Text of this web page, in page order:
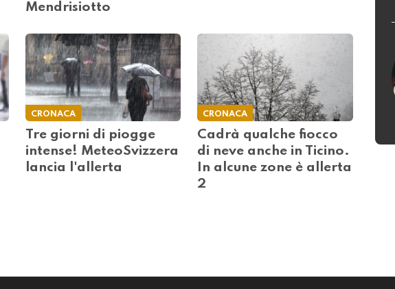
Mendrisiotto
CRONACA
Tre giorni di piogge
intense! MeteoSvizzera
lancia l'allerta
CRONACA
Cadrà qualche fiocco
di neve anche in Ticino.
In alcune zone è allerta
2